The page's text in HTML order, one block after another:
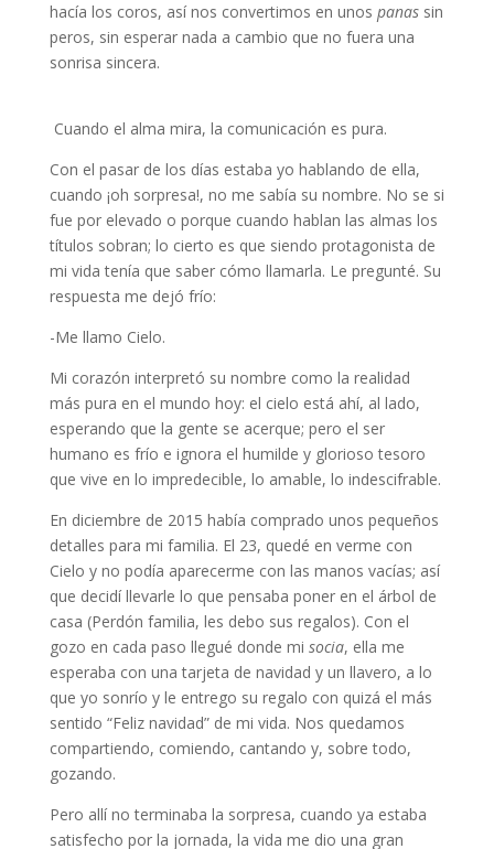
hacía los coros, así nos convertimos en unos panas sin
peros, sin esperar nada a cambio que no fuera una
sonrisa sincera.
Cuando el alma mira, la comunicación es pura.
Con el pasar de los días estaba yo hablando de ella,
cuando ¡oh sorpresa!, no me sabía su nombre. No se si
fue por elevado o porque cuando hablan las almas los
títulos sobran; lo cierto es que siendo protagonista de
mi vida tenía que saber cómo llamarla. Le pregunté. Su
respuesta me dejó frío:
-Me llamo Cielo.
Mi corazón interpretó su nombre como la realidad
más pura en el mundo hoy: el cielo está ahí, al lado,
esperando que la gente se acerque; pero el ser
humano es frío e ignora el humilde y glorioso tesoro
que vive en lo impredecible, lo amable, lo indescifrable.
En diciembre de 2015 había comprado unos pequeños
detalles para mi familia. El 23, quedé en verme con
Cielo y no podía aparecerme con las manos vacías; así
que decidí llevarle lo que pensaba poner en el árbol de
casa (Perdón familia, les debo sus regalos). Con el
gozo en cada paso llegué donde mi socia, ella me
esperaba con una tarjeta de navidad y un llavero, a lo
que yo sonrío y le entrego su regalo con quizá el más
sentido “Feliz navidad” de mi vida. Nos quedamos
compartiendo, comiendo, cantando y, sobre todo,
gozando.
Pero allí no terminaba la sorpresa, cuando ya estaba
satisfecho por la jornada, la vida me dio una gran